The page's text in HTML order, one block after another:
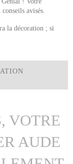
avisés.
la décoration ; si
VOTRE
AUDE